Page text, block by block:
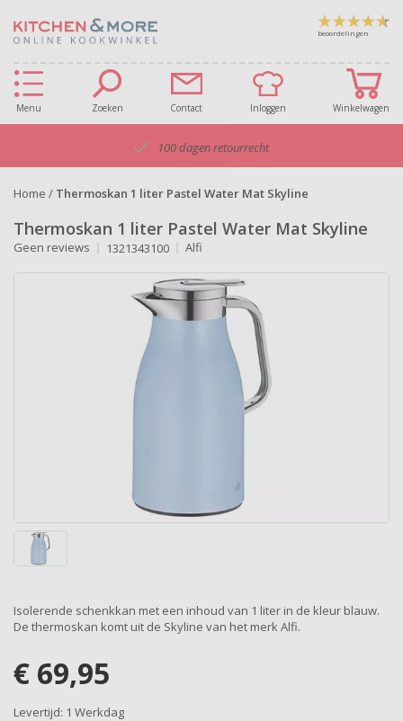
beoordelingen
Menu Zoeken Contact Inloggen Winkelwagen
100 dagen retourrecht
Home / Thermoskan 1 liter Pastel Water Mat Skyline
Thermoskan 1 liter Pastel Water Mat Skyline
Geen reviews 1321343100 Alfi
Isolerende schenkkan met een inhoud van 1 liter in de kleur blauw.
De thermoskan komt uit de Skyline van het merk Alfi.
€ 69,95
Levertijd: 1 Werkdag